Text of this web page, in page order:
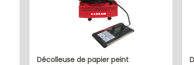
décolleuse de papier peint